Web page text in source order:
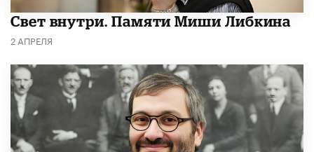
​Свет внутри. Памяти Миши Либкина
2 АПРЕЛЯ